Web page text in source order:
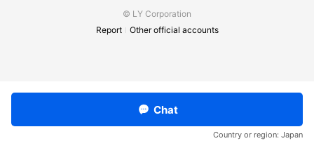
© LY Corporation
Report
Other official accounts
Chat
Country or region: Japan